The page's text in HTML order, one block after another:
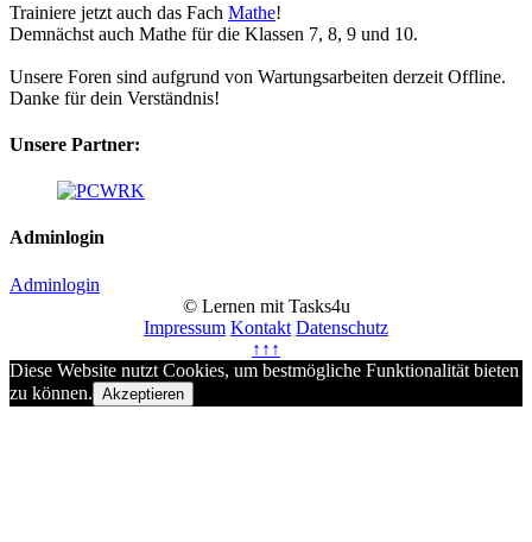
Trainiere jetzt auch das Fach Mathe!
Demnächst auch Mathe für die Klassen 7, 8, 9 und 10.
Unsere Foren sind aufgrund von Wartungsarbeiten derzeit Offline.
Danke für dein Verständnis!
Unsere Partner:
Adminlogin
Adminlogin
© Lernen mit Tasks4u
Impressum Kontakt Datenschutz
↑↑↑
Diese Website nutzt Cookies, um bestmögliche Funktionalität bieten
zu können. Akzeptieren